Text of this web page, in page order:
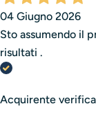
04 Giugno 2026
Sto assumendo il
risultati .
Acquirente